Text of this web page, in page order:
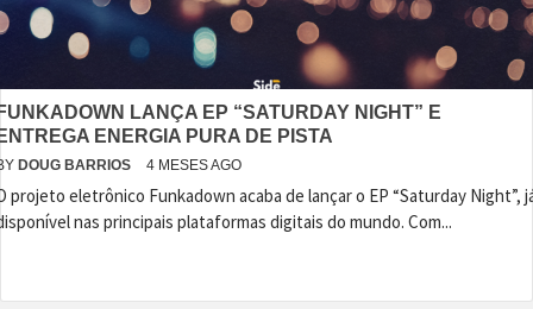
LANÇA EP “SATURDAY NIGHT” E
ENERGIA PURA DE PISTA
DOUG BARRIOS 4 MESES AGO
projeto eletrônico Funkadown acaba de lançar o EP “Saturday Night”,
nas principais plataformas digitais do mundo. Com...